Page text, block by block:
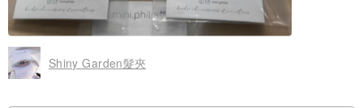
Shiny Garden髮夾